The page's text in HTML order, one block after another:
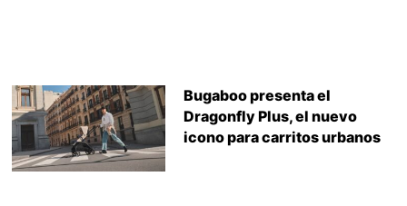
Bugaboo presenta el
Dragonfly Plus, el nuevo
icono para carritos urbanos